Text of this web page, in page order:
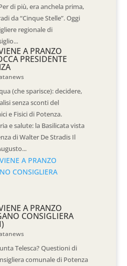
di più, era anchela prima,
da “Cinque Stelle”. Oggi
regionale di
A PRANZO
PRESIDENTE
(che sparisce): decidere,
senza sconti del
e Fisici di Potenza.
e salute: la Basilicata vista
di Walter De Stradis Il
A PRANZO
CONSIGLIERA
Telesca? Questioni di
comunale di Potenza